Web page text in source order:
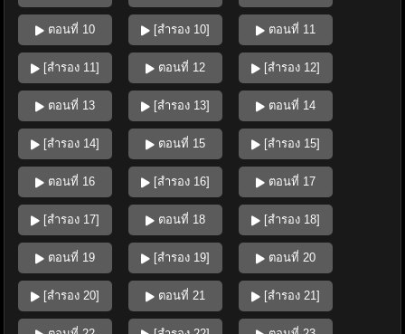
ตอนที่ 10 [สำรอง 10] ตอนที่ 11
[สำรอง 11] ตอนที่ 12 [สำรอง 12]
ตอนที่ 13 [สำรอง 13] ตอนที่ 14
[สำรอง 14] ตอนที่ 15 [สำรอง 15]
ตอนที่ 16 [สำรอง 16] ตอนที่ 17
[สำรอง 17] ตอนที่ 18 [สำรอง 18]
ตอนที่ 19 [สำรอง 19] ตอนที่ 20
[สำรอง 20] ตอนที่ 21 [สำรอง 21]